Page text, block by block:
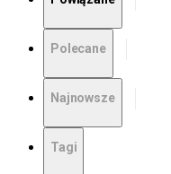
Polecane
Najnowsze
Tagi